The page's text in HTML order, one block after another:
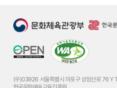
(우)03926 서울특별시 마포구 상암산로 76